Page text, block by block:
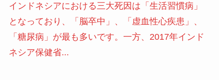
インドネシアにおける三大死因は「生活習慣病」
となっており、「脳卒中」、「虚血性心疾患」、
「糖尿病」が最も多いです。一方、2017年インド
ネシア保健省...